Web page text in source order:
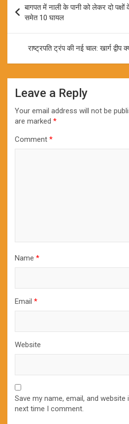
navigation
बागपत में नाली के पानी को लेकर दो
समेत 10 घायल
राष्ट्रपति ट्रंप की नई चाल: खार्ग द्वीप
Leave a Reply
Your email address will not be
are marked *
Comment *
Name *
Email *
Website
Save my name, email, and
next time I comment.